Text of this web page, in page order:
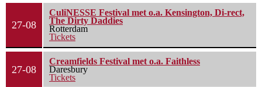
27-08
CuliNESSE Festival met o.a. Kensington, Di-rect,
The Dirty Daddies
Rotterdam
Tickets
27-08
Creamfields Festival met o.a. Faithless
Daresbury
Tickets